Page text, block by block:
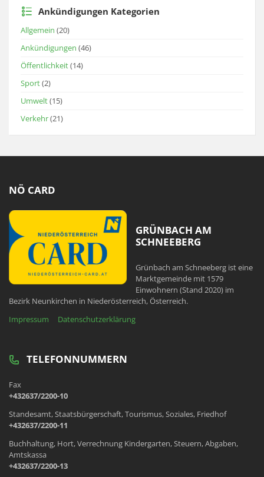
Ankündigungen Kategorien
Allgemein (20)
Ankündigungen (46)
Öffentlichkeit(14)
Sport(2)
Umwelt(15)
Verkehr(21)
NÖ CARD
GRÜNBACH AM
SCHNEEBERG
Grünbach am Schneeberg ist eine
Marktgemeinde mit 1579
Einwohnern (Stand 2020) im
Bezirk Neunkirchen in Niederösterreich, Österreich.
Impressum
Datenschutzerklärung
TELEFONNUMMERN
Fax
+432637/2200-10
Standesamt, Staatsbürgerschaft, Tourismus, Soziales, Friedhof
+432637/2200-11
Buchhaltung, Hort, Verrechnung Kindergarten, Steuern, Abgaben,
Amtskassa
+432637/2200-13